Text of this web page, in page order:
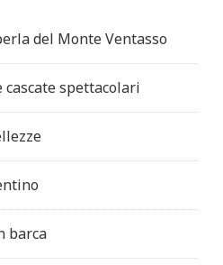
del Monte Ventasso
cascate spettacolari
barca